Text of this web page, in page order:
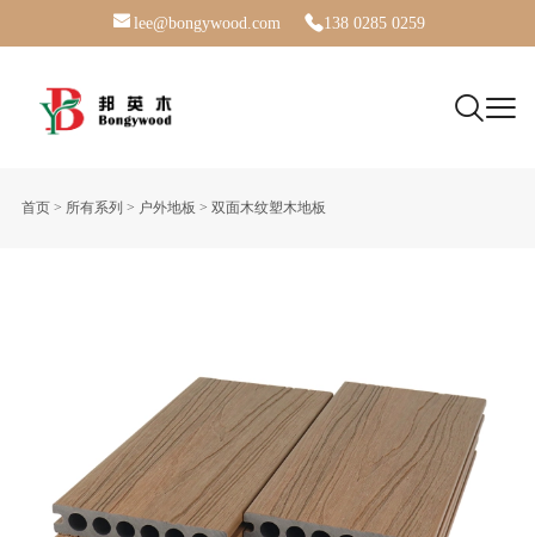
lee@bongywood.com 138 0285 0259
首页> 所有系列 > 户外地板 > 双面木纹塑木地板